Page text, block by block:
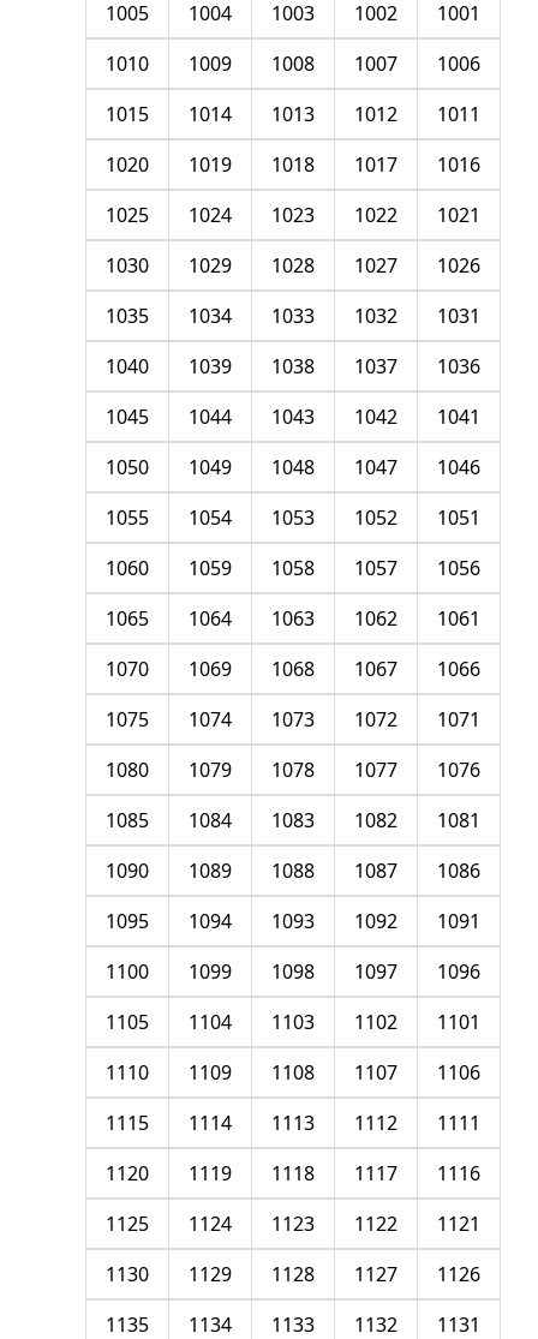
1001
1002
1003
1004
1005
1006
1007
1008
1009
1010
1011
1012
1013
1014
1015
1016
1017
1018
1019
1020
1021
1022
1023
1024
1025
1026
1027
1028
1029
1030
1031
1032
1033
1034
1035
1036
1037
1038
1039
1040
1041
1042
1043
1044
1045
1046
1047
1048
1049
1050
1051
1052
1053
1054
1055
1056
1057
1058
1059
1060
1061
1062
1063
1064
1065
1066
1067
1068
1069
1070
1071
1072
1073
1074
1075
1076
1077
1078
1079
1080
1081
1082
1083
1084
1085
1086
1087
1088
1089
1090
1091
1092
1093
1094
1095
1096
1097
1098
1099
1100
1101
1102
1103
1104
1105
1106
1107
1108
1109
1110
1111
1112
1113
1114
1115
1116
1117
1118
1119
1120
1121
1122
1123
1124
1125
1126
1127
1128
1129
1130
1131
1132
1133
1134
1135